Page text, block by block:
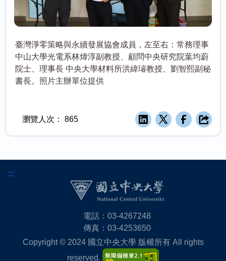
臺灣淨零策略與永續發展協會成員，左至右：常務理事
中山大學光電系林煒淳副教授、顧問中央研究院葉均蔚
院士、理事長 中央大學材料所洪緯璿教授、劉智熙副秘
書長。照片主辦單位提供
瀏覽人次： 865
:::
電話：03-4267248
傳真：03-4253650
Copyright © 2024 國立中央大學 版權所有 All rights
reserved.